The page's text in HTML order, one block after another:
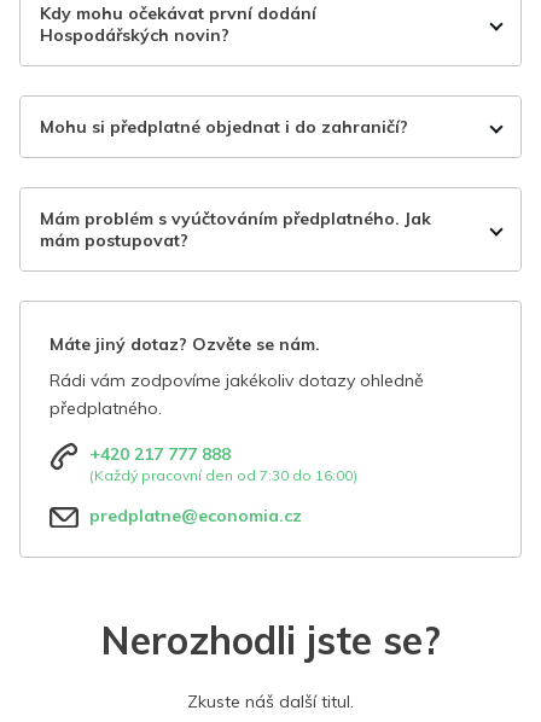
Kdy mohu očekávat první dodání
Hospodářských novin?
Mohu si předplatné objednat i do zahraničí?
Mám problém s vyúčtováním předplatného. Jak
mám postupovat?
Máte jiný dotaz? Ozvěte se nám.
Rádi vám zodpovíme jakékoliv dotazy ohledně
předplatného.
+420 217 777 888
(Každý pracovní den od 7:30 do 16:00)
predplatne@economia.cz
Nerozhodli jste se?
Zkuste náš další titul.